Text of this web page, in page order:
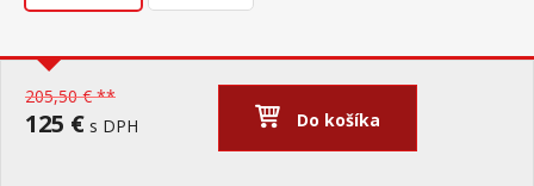
205,50 € **
125 € s DPH Do košíka